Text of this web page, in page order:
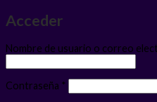
Acceder
Nombre de usuario o correo
Contraseña *